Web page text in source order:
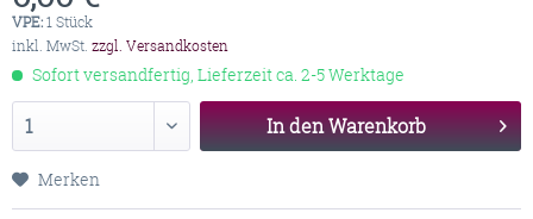
VPE:1 Stück
inkl. MwSt. zzgl. Versandkosten
Sofort versandfertig, Lieferzeit ca. 2-5 Werktage
In denWarenkorb
Merken